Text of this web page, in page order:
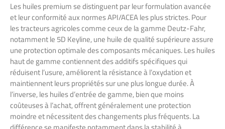
Les huiles premium se distinguent par leur formulation avancée
et leur conformité aux normes API/ACEA les plus strictes. Pour
les tracteurs agricoles comme ceux de la gamme Deutz-Fahr,
notamment le 5D Keyline, une huile de qualité supérieure assure
une protection optimale des composants mécaniques. Les huiles
haut de gamme contiennent des additifs spécifiques qui
réduisent l’usure, améliorent la résistance à l’oxydation et
maintiennent leurs propriétés sur une plus longue durée. À
l’inverse, les huiles d’entrée de gamme, bien que moins
coûteuses à l’achat, offrent généralement une protection
moindre et nécessitent des changements plus fréquents. La